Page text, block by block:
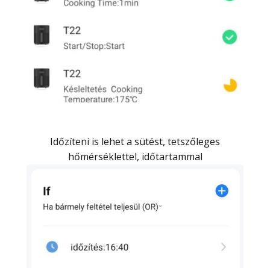
Időzíteni is lehet a sütést, tetszőleges
hőmérséklettel, időtartammal